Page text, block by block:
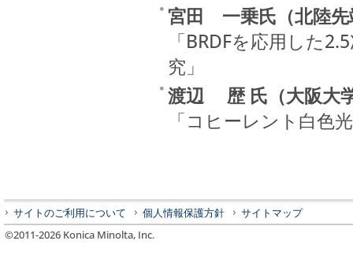
宮田 一乗氏（北陸先
「BRDFを応用した
究」
渡辺 歴 氏（大阪大
「コヒーレント白色
サイトのご利用について 個人情報保護方針
サイトマップ
©2011-2026 Konica Minolta, Inc.